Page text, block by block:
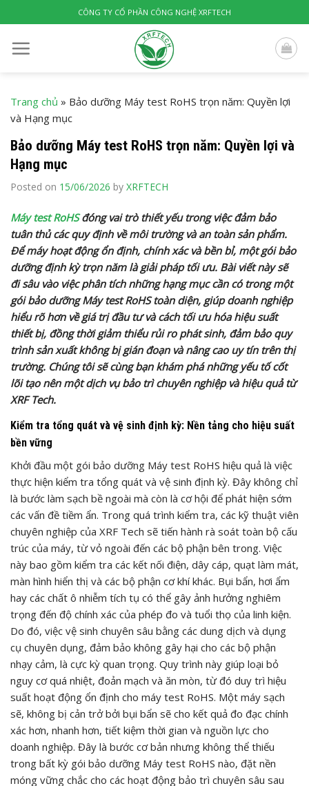
to
content
CÔNG TY CỔ PHẦN CÔNG NGHỆ XRFTECH
Trang chủ » Bảo dưỡng Máy test RoHS trọn năm: Quyền lợi
và Hạng mục
Bảo dưỡng Máy test RoHS trọn năm: Quyền lợi và
Hạng mục
Posted on 15/06/2026 by XRFTECH
Máy test RoHSđóng vai trò thiết yếu trong việc đảm bảo
tuân thủ các quy định về môi trường và an toàn sản phẩm.
Để máy hoạt động ổn định, chính xác và bền bỉ, một gói bảo
dưỡng định kỳ trọn năm là giải pháp tối ưu. Bài viết này sẽ
đi sâu vào việc phân tích những hạng mục cần có trong một
gói bảo dưỡng Máy test RoHS toàn diện, giúp doanh nghiệp
hiểu rõ hơn về giá trị đầu tư và cách tối ưu hóa hiệu suất
thiết bị, đồng thời giảm thiểu rủi ro phát sinh, đảm bảo quy
trình sản xuất không bị gián đoạn và nâng cao uy tín trên thị
trường. Chúng tôi sẽ cùng bạn khám phá những yếu tố cốt
lõi tạo nên một dịch vụ bảo trì chuyên nghiệp và hiệu quả từ
XRF Tech.
Kiểm tra tổng quát và vệ sinh định kỳ: Nền tảng cho hiệu suất
bền vững
Khởi đầu một gói bảo dưỡng Máy test RoHS hiệu quả là việc
thực hiện kiểm tra tổng quát và vệ sinh định kỳ. Đây không chỉ
là bước làm sạch bề ngoài mà còn là cơ hội để phát hiện sớm
các vấn đề tiềm ẩn. Trong quá trình kiểm tra, các kỹ thuật viên
chuyên nghiệp của XRF Tech sẽ tiến hành rà soát toàn bộ cấu
trúc của máy, từ vỏ ngoài đến các bộ phận bên trong. Việc
này bao gồm kiểm tra các kết nối điện, dây cáp, quạt làm mát,
màn hình hiển thị và các bộ phận cơ khí khác. Bụi bẩn, hơi ẩm
hay các chất ô nhiễm tích tụ có thể gây ảnh hưởng nghiêm
trọng đến độ chính xác của phép đo và tuổi thọ của linh kiện.
Do đó, việc vệ sinh chuyên sâu bằng các dung dịch và dụng
cụ chuyên dụng, đảm bảo không gây hại cho các bộ phận
nhạy cảm, là cực kỳ quan trọng. Quy trình này giúp loại bỏ
nguy cơ quá nhiệt, đoản mạch và ăn mòn, từ đó duy trì hiệu
suất hoạt động ổn định cho máy test RoHS. Một máy sạch
sẽ, không bị cản trở bởi bụi bẩn sẽ cho kết quả đo đạc chính
xác hơn, nhanh hơn, tiết kiệm thời gian và nguồn lực cho
doanh nghiệp. Đây là bước cơ bản nhưng không thể thiếu
trong bất kỳ gói bảo dưỡng Máy test RoHS nào, đặt nền
móng vững chắc cho các hoạt động bảo trì chuyên sâu sau